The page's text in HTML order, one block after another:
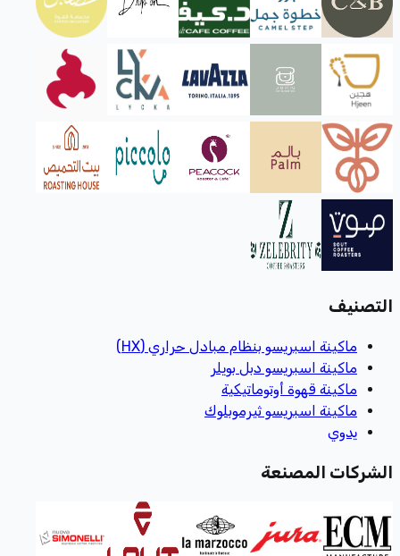
التصنيف
ماكينة اسبريسو بنظام مبادل حراري (HX)
ماكينة اسبريسو دبل بويلر
ماكينة قهوة أوتوماتيكية
ماكينة اسبريسو ثيرموبلوك
يدوي
الشركات المصنعة